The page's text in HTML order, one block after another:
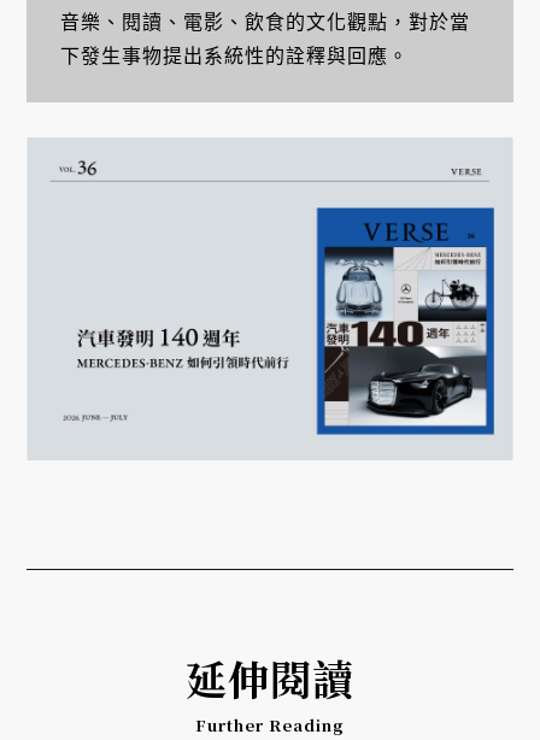
音樂、閱讀、電影、飲食的文化觀點，對於當
下發生事物提出系統性的詮釋與回應。
延伸閱讀
Further Reading